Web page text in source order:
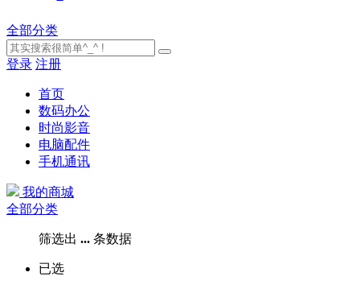
全部分类
登录 注册
首页
数码办公
时尚影音
电脑配件
手机通讯
我的商城
全部分类
筛选出 ... 条数据
已选